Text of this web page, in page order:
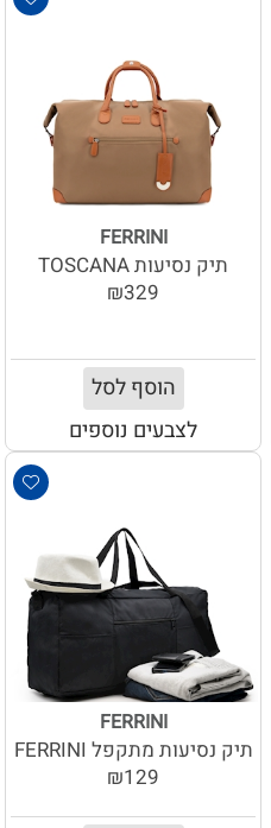
FERRINI
תיק נסיעות TOSCANA
₪329
הוסף לסל
לצבעים נוספים
FERRINI
תיק נסיעות מתקפל FERRINI
₪129